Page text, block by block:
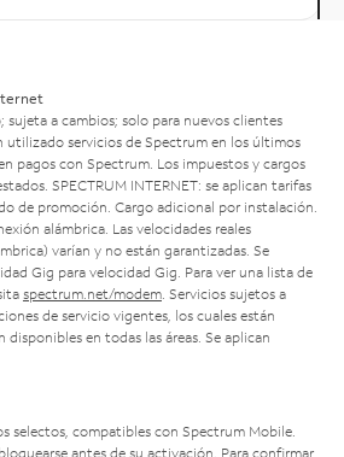
a cambios; solo para nuevos clientes
utilizado servicios de Spectrum en los últimos
pagos con Spectrum. Los impuestos y cargos
SPECTRUM INTERNET: se aplican tarifas
de promoción. Cargo adicional por instalación.
alámbrica. Las velocidades reales
varían y no están garantizadas. Se
Gig para velocidad Gig. Para ver una lista de
spectrum.net/modem . Servicios sujetos a
de servicio vigentes, los cuales están
disponibles en todas las áreas. Se aplican
selectos, compatibles con Spectrum Mobile.
antes de su activación. Para confirmar